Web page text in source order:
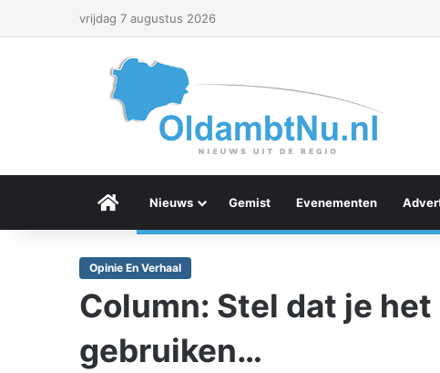
vrijdag 7 augustus 2026
Menu Item
Nieuws Gemist Evenementen
Opinie En Verhaal
Column: Stel dat je
gebruiken…